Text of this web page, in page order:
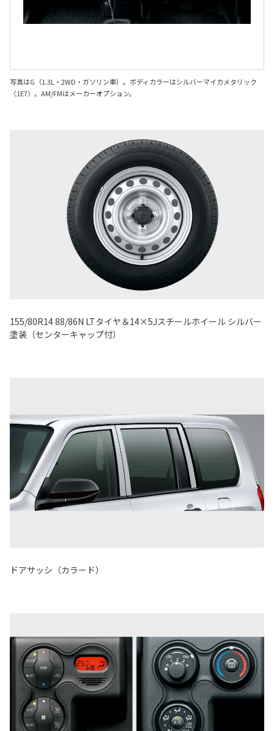
写真はG（1.3L・2WD・ガソリン車）。ボディカラーはシルバーマイカメタリック
〈1E7〉。AM/FMはメーカーオプション。
155/80R14 88/86N LTタイヤ＆14×5Jスチールホイール シルバー
塗装（センターキャップ付）
ドアサッシ（カラード）